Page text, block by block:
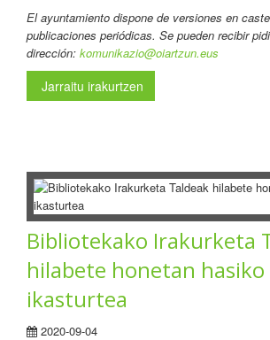
El ayuntamiento dispone de versiones en
publicaciones periódicas. Se pueden recibir
dirección: komunikazio@oiartzun.eus
Jarraitu irakurtzen
Bibliotekako Irakurketa
hilabete honetan hasiko
ikasturtea
2020-09-04